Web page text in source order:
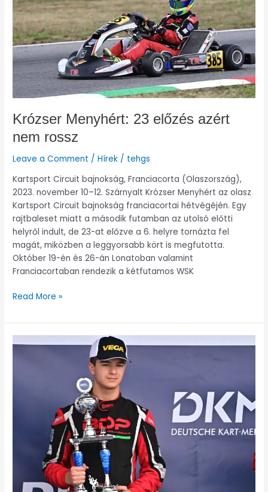
Krózser Menyhért: 23 előzés azért
nem rossz
Leave a Comment /Hírek / tehgs
Kartsport Circuit bajnokság, Franciacorta (Olaszország),
2023. november 10–12. Szárnyalt Krózser Menyhért az olasz
Kartsport Circuit bajnokság franciacortai hétvégéjén. Egy
rajtbaleset miatt a második futamban az utolsó előtti
helyről indult, de 23-at előzve a 6. helyre tornázta fel
magát, miközben a leggyorsabb kört is megfutotta.
Október 19-én és 26-án Lonatoban valamint
Franciacortaban rendezik a kétfutamos WSK
nem
rossz
Read More »
bajnokságban